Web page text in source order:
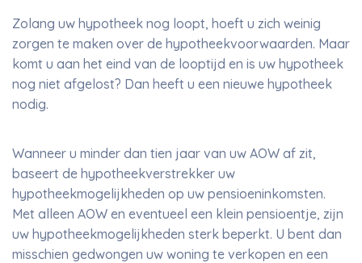
Zolang uw hypotheek nog loopt, hoeft u zich weinig
zorgen te maken over de hypotheekvoorwaarden. Maar
komt u aan het eind van de looptijd en is uw hypotheek
nog niet afgelost? Dan heeft u een nieuwe hypotheek
nodig.
Wanneer u minder dan tien jaar van uw AOW af zit,
baseert de hypotheekverstrekker uw
hypotheekmogelijkheden op uw pensioeninkomsten.
Met alleen AOW en eventueel een klein pensioentje, zijn
uw hypotheekmogelijkheden sterk beperkt. U bent dan
misschien gedwongen uw woning te verkopen en een